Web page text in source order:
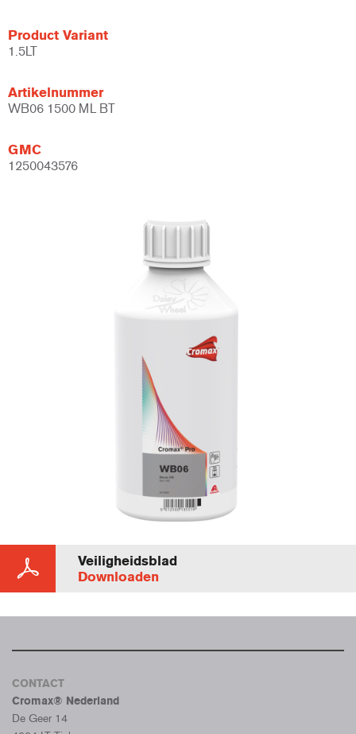
Product Variant
1.5LT
Artikelnummer
WB06 1500 ML BT
GMC
1250043576
Veiligheidsblad
Downloaden
CONTACT
Cromax® Nederland
De Geer 14